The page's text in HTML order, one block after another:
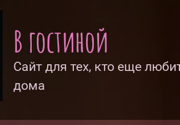
В гостиной
Сайт для тех, кто еще
дома